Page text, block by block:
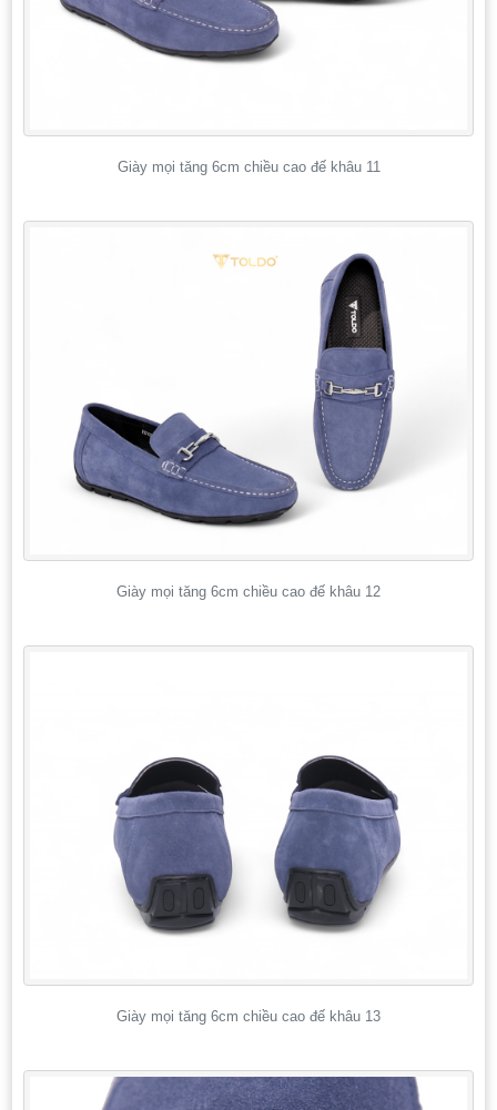
Giày mọi tăng 6cm chiều cao đế khâu 11
Giày mọi tăng 6cm chiều cao đế khâu 12
Giày mọi tăng 6cm chiều cao đế khâu 13